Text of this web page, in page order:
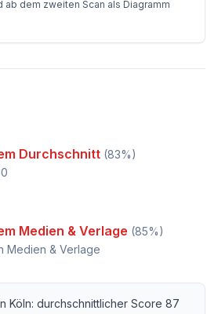
ab dem zweiten Scan als Diagramm
Durchschnitt (83%)
Medien & Verlage (85%)
Medien & Verlage
Köln: durchschnittlicher Score87